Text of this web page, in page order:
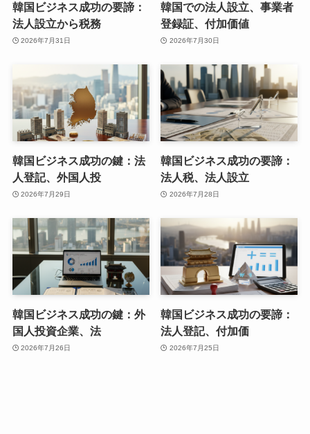
韓国ビジネス成功の要諦：
法人設立から税務
2026年7月31日
韓国での法人設立、事業者
登録証、付加価値
2026年7月30日
韓国ビジネス成功の鍵：法
人登記、外国人投
2026年7月29日
韓国ビジネス成功の要諦：
法人税、法人設立
2026年7月28日
韓国ビジネス成功の鍵：外
国人投資企業、法
2026年7月26日
韓国ビジネス成功の要諦：
法人登記、付加価
2026年7月25日